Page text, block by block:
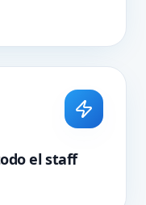
el staff